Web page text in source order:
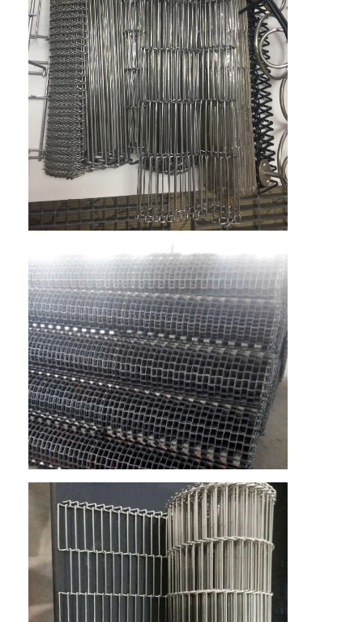
Sabuk Konveyor Sarang Lebah
Pelat Rantai Konveyor
Sabuk Jala Fotovoltaik Surya
Sabuk Jaring Rantai
Sabuk Pembeku Spiral
Sabuk Konveyor Oven